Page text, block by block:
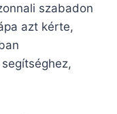
szabadon
azt kérte,